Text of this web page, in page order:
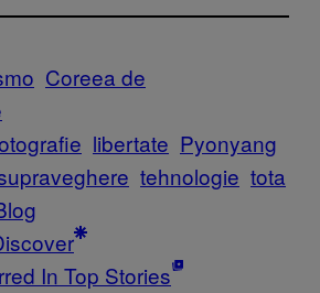
Coreea de
libertate Pyonyang
tehnologie tota
In Top Stories